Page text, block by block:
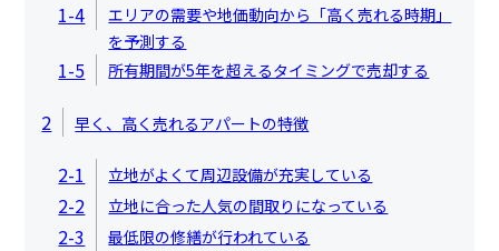
1-4
エリアの需要や地価動向から「高く売れる時期」
を予測する
1-5 所有期間が5年を超えるタイミングで売却する
2 早く、高く売れるアパートの特徴
2-1 立地がよくて周辺設備が充実している
2-2 立地に合った人気の間取りになっている
2-3 最低限の修繕が行われている